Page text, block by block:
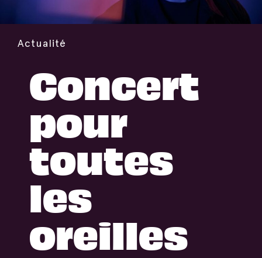
Actualité
Concert
pour
toutes
les
oreilles